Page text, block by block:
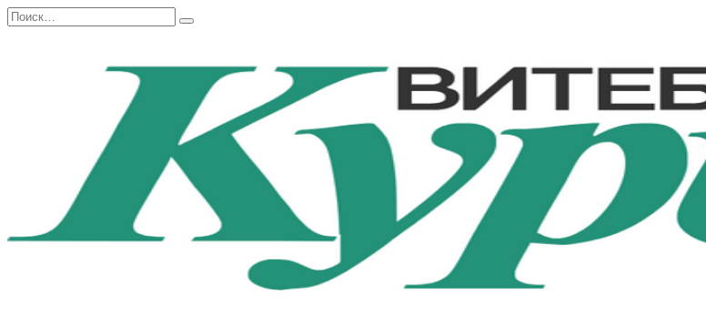
Перейти
к
Search
for: